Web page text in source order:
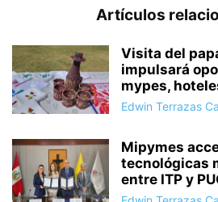
Artículos
Visita del
impulsará
mypes,
Edwin Terrazas
Mipymes
tecnológicas
entre ITP y